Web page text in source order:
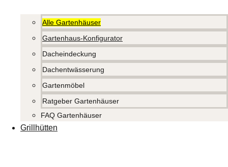
Alle Gartenhäuser
Gartenhaus-Konfigurator
Dacheindeckung
Dachentwässerung
Gartenmöbel
Ratgeber Gartenhäuser
FAQ Gartenhäuser
Grillhütten